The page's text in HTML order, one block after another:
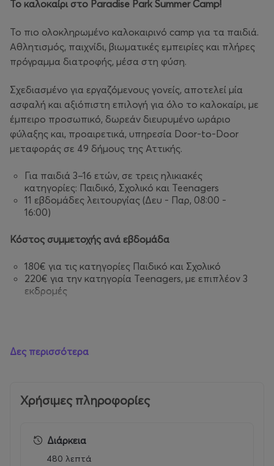
Το καλοκαίρι στο Paradise Park Summer Camp!
Το πιο ολοκληρωμένο καλοκαιρινό camp για τα παιδιά.
Αθλητισμός, παιχνίδι, βιωματικές εμπειρίες και πλήρες
πρόγραμμα διατροφής, μέσα στη φύση.
Σχεδιασμένο για εργαζόμενους γονείς, αποτελεί μία
ασφαλή και αξιόπιστη επιλογή για όλο το καλοκαίρι, με
έμπειρο προσωπικό, δωρεάν διευρυμένο ωράριο
φύλαξης και, προαιρετικά, υπηρεσία Door-to-Door
μεταφοράς σε 49 δήμους της Αττικής.
Για παιδιά 3–16 ετών, σε τρεις ηλικιακές
κατηγορίες: Παιδικό, Σχολικό και Teenagers
11 εβδομάδες λειτουργίας (Δευ - Παρ, 08:00 -
16:00)
Κόστος συμμετοχής ανά εβδομάδα
180€ για τις κατηγορίες Παιδικό και Σχολικό
220€ για την κατηγορία Teenagers, με επιπλέον 3
εκδρομές
Γιατί επιλέξετε
σχολικά προγράμματα και παιδικές
δραστηριότητες.
δραστηριότητες
Λειτουργία σε όλη τη διάρκεια των
καλοκαιρινών σχολικών διακοπών
Δες περισσότερα
Χρήσιμες πληροφορίες
Διάρκεια
480 λεπτά